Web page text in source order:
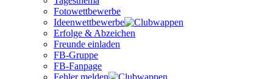
Fotowettbewerbe
Ideenwettbewerbe
Erfolge & Abzeichen
Freunde einladen
FB-Gruppe
FB-Fanpage
Fehler melden